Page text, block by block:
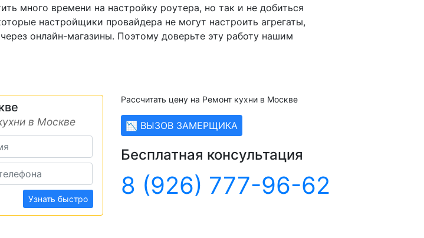
много времени на настройку роутера, но так и не добиться
настройщики провайдера не могут настроить агрегаты,
онлайн-магазины. Поэтому доверьте эту работу нашим
в Москве
Узнать быстро
Рассчитать цену на Ремонт кухни в Москве
📉 ВЫЗОВ ЗАМЕРЩИКА
Бесплатная консультация
8 (926) 777-96-62